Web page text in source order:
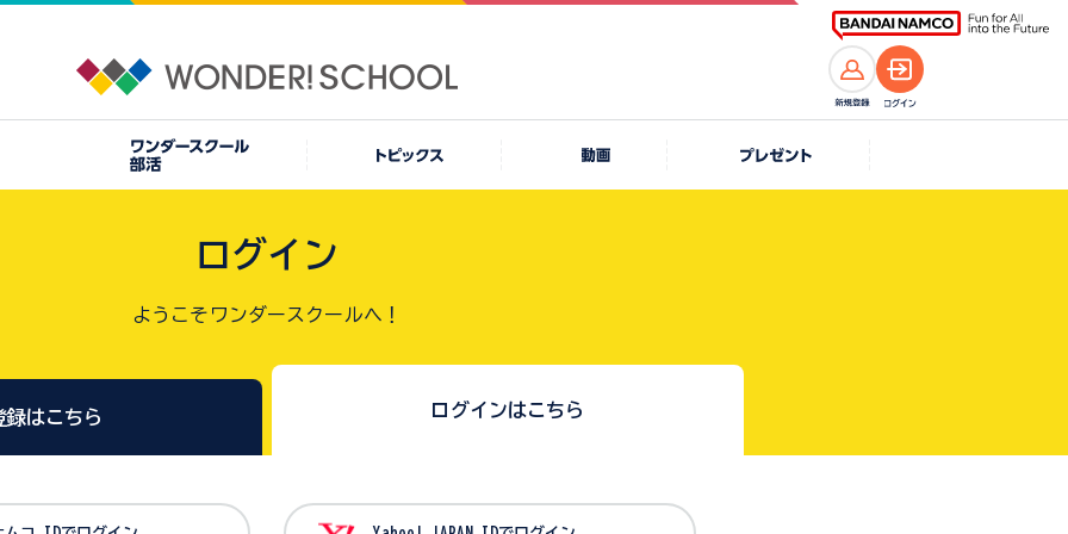
ログイン
ようこそワンダースクールへ！
録はこちら ログインはこちら